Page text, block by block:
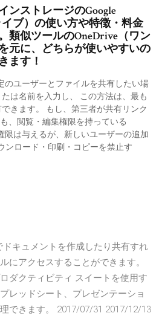
ンストレージのGoogle
ブ）の使い方や特徴・料金
類似ツールのOneDrive（ワン
元に、どちらが使いやすいの
ます！
のユーザーとファイルを共有したい場
は名前を入力し、 この方法は、最も
きます。 もし、第三者が共有リンク
、閲覧・編集権限を持っている
限は与えるが、新しいユーザーの追加
ンロード・印刷・コピーを禁止す
キュメントを作成したり共有すれ
にアクセスすることができます。
ダクティビティ スイートを使用す
レッドシート、プレゼンテーショ
できます。 2017/07/31 2017/12/13